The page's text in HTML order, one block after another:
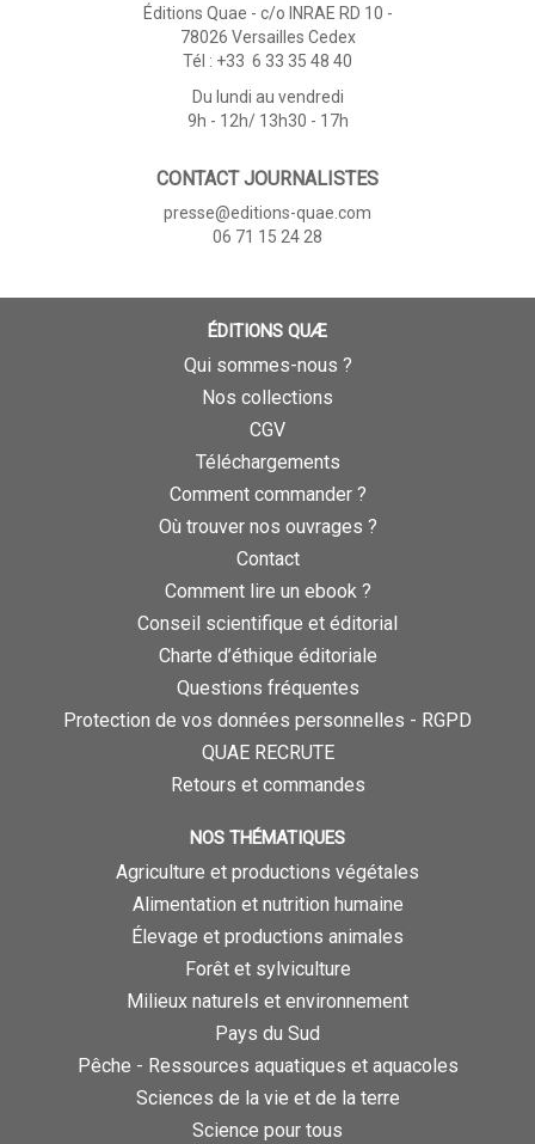
Éditions Quae - c/o INRAE RD 10 -
78026 Versailles Cedex
Tél : +33 6 33 35 48 40
Du lundi au vendredi
9h - 12h/ 13h30 - 17h
CONTACT JOURNALISTES
presse@editions-quae.com
06 71 15 24 28
ÉDITIONS QUÆ
Qui sommes-nous ?
Nos collections
CGV
Téléchargements
Comment commander ?
Où trouver nos ouvrages ?
Contact
Comment lire un ebook ?
Conseil scientifique et éditorial
Charte d’éthique éditoriale
Questions fréquentes
Protection de vos données personnelles - RGPD
QUAE RECRUTE
Retours et commandes
NOS THÉMATIQUES
Agriculture et productions végétales
Alimentation et nutrition humaine
Élevage et productions animales
Forêt et sylviculture
Milieux naturels et environnement
Pays du Sud
Pêche - Ressources aquatiques et aquacoles
Sciences de la vie et de la terre
Science pour tous